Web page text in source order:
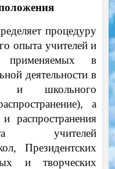
процедуру
опыта учителей и
применяемых в
деятельности в
и школьного
а
распространения
учителей
Президентских
и творческих